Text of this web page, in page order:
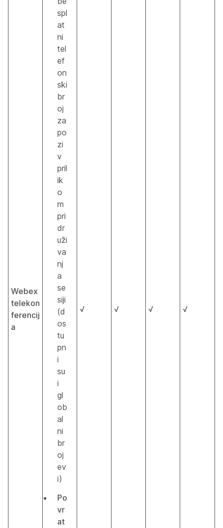
Webex
telekon
ferencij
a
spl
at
ni
tel
ef
on
ski
br
oj
za
po
zi
v
pril
ik
o
m
pri
dr
uži
va
nj
a
se
siji
(d
os
tu
pn
i
su
i
gl
ob
al
ni
br
oj
ev
i)
Po
vr
at
√ √ √ √